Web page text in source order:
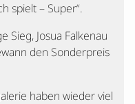
spielt – Super“.
Sieg, Josua Falkenau
den Sonderpreis
haben wieder viel